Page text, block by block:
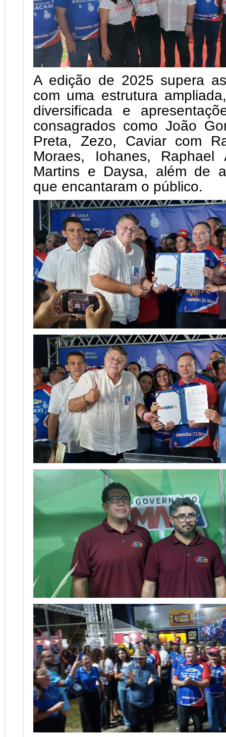
A edição de 2025 supera
com uma estrutura
diversificada e
consagrados como João
Preta, Zezo, Caviar com
Moraes, Iohanes, Raphael
Martins e Daysa, além de
que encantaram o público.